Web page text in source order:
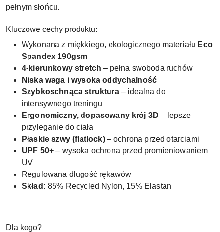
pełnym słońcu.
Kluczowe cechy produktu:
Wykonana z miękkiego, ekologicznego materiału Eco
Spandex 190gsm
4-kierunkowy stretch – pełna swoboda ruchów
Niska waga i wysoka oddychalność
Szybkoschnąca struktura– idealna do
intensywnego treningu
Ergonomiczny, dopasowany krój 3D – lepsze
przyleganie do ciała
Płaskie szwy (flatlock)– ochrona przed otarciami
UPF 50+ – wysoka ochrona przed promieniowaniem
UV
Regulowana długość rękawów
Skład: 85% Recycled Nylon, 15% Elastan
Dla kogo?